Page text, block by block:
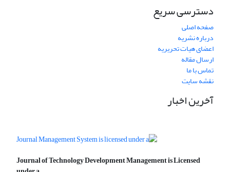
دسترسی سریع
صفحه اصلی
درباره نشریه
اعضای هیات تحریریه
ارسال مقاله
تماس با ما
نقشه سایت
آخرین اخبار
Journal of Technology Development Management is Licensed